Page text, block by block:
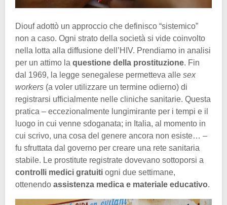
Diouf adottò un approccio che definisco “sistemico”
non a caso. Ogni strato della società si vide coinvolto
nella lotta alla diffusione dell’HIV. Prendiamo in analisi
per un attimo la questione della prostituzione. Fin
dal 1969, la legge senegalese permetteva alle sex
workers (a voler utilizzare un termine odierno) di
registrarsi ufficialmente nelle cliniche sanitarie. Questa
pratica – eccezionalmente lungimirante per i tempi e il
luogo in cui venne sdoganata; in Italia, al momento in
cui scrivo, una cosa del genere ancora non esiste… –
fu sfruttata dal governo per creare una rete sanitaria
stabile. Le prostitute registrate dovevano sottoporsi a
controlli medici gratuiti ogni due settimane,
ottenendo assistenza medica e materiale educativo.